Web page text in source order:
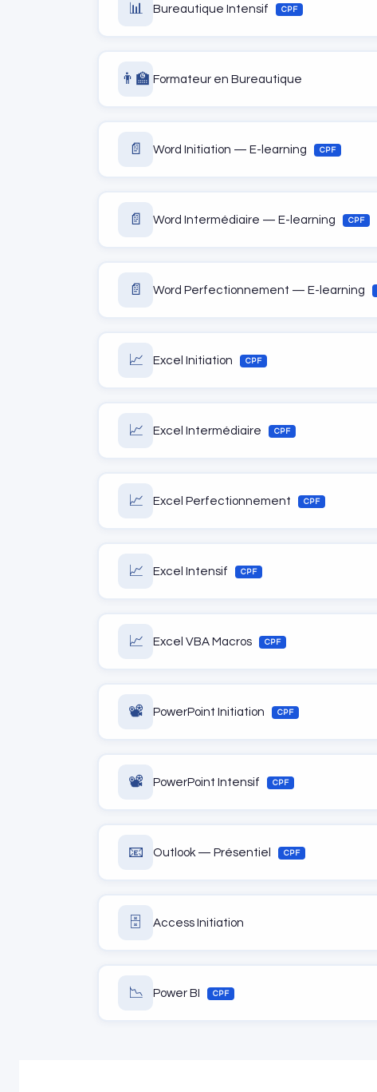
📊 Bureautique Intensif CPF
👨‍🏫 Formateur en Bureautique
📄 Word Initiation — E-learning CPF
📄 Word Intermédiaire — E-learning CPF
📄 Word Perfectionnement — E-learning
📈 Excel Initiation CPF
📈 Excel Intermédiaire CPF
📈 Excel Perfectionnement CPF
📈 Excel Intensif CPF
📈 Excel VBA Macros CPF
📽️ PowerPoint Initiation CPF
📽️ PowerPoint Intensif CPF
📧 Outlook — Présentiel CPF
🗄️ Access Initiation
📉 Power BI CPF